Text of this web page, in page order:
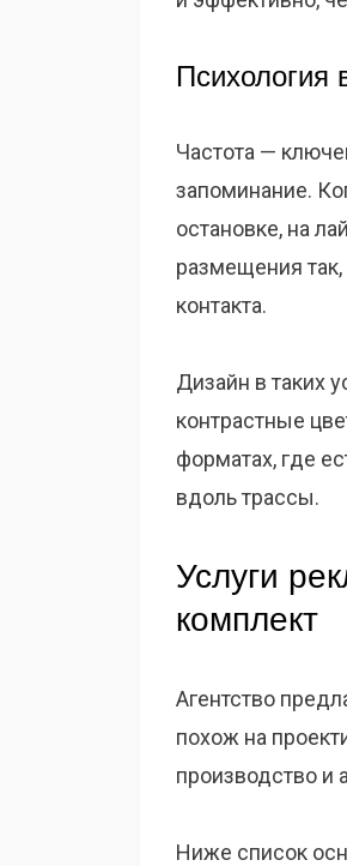
Психология
Частота —
запоминание.
остановке, на
размещения
контакта.
Дизайн в таких
контрастные
форматах, где
вдоль трассы.
Услуги
комплект
Агентство
похож на
производство и
Ниже список